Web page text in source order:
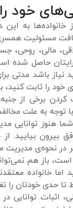
خود
خانواده‌ها به
مسئولیت
مالی،
حاصل شده
نیاز باشد مدتی
خود را ثابت
کردن برخی از
توجه به علت
هنوز توانایی
بیرون بیایید.
در نحوه‌ی مدیریت
باز هم
اما خانواده
تا حدی خودتان
اثبات توانایی